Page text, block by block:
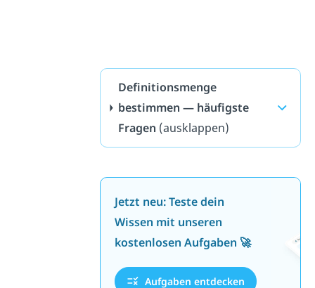
Definitionsmenge
bestimmen — häufigste
Fragen (ausklappen)
Jetzt neu: Teste dein
Wissen mit unseren
kostenlosen Aufgaben 🚀
Aufgaben entdecken